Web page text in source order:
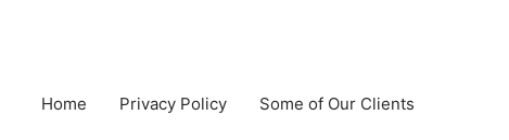
Home Privacy Policy Some of Our Clients